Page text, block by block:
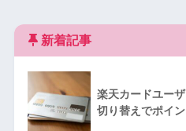
新着記事
楽天カードユー
切り替えでポイン